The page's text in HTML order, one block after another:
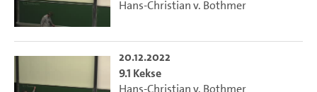
Hans-Christian v. Bothmer
20.12.2022
9.1 Kekse
Hans-Christian v. Bothmer